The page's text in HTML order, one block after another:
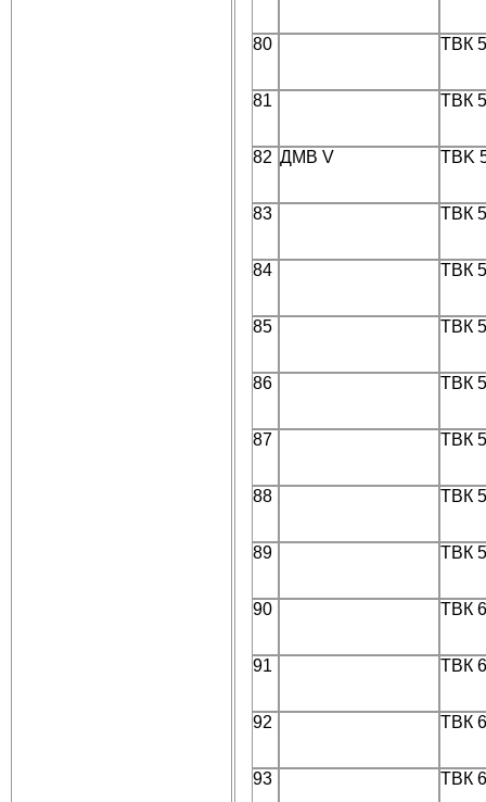
80 ТВК
81 ТВК
82 ДМВ V TBK
83 ТВК
84 ТВК
85 ТВК
86 ТВК
87 ТВК
88 ТВК
89 ТВК
90 ТВК
91 ТВК
92 ТВК
93 ТВК